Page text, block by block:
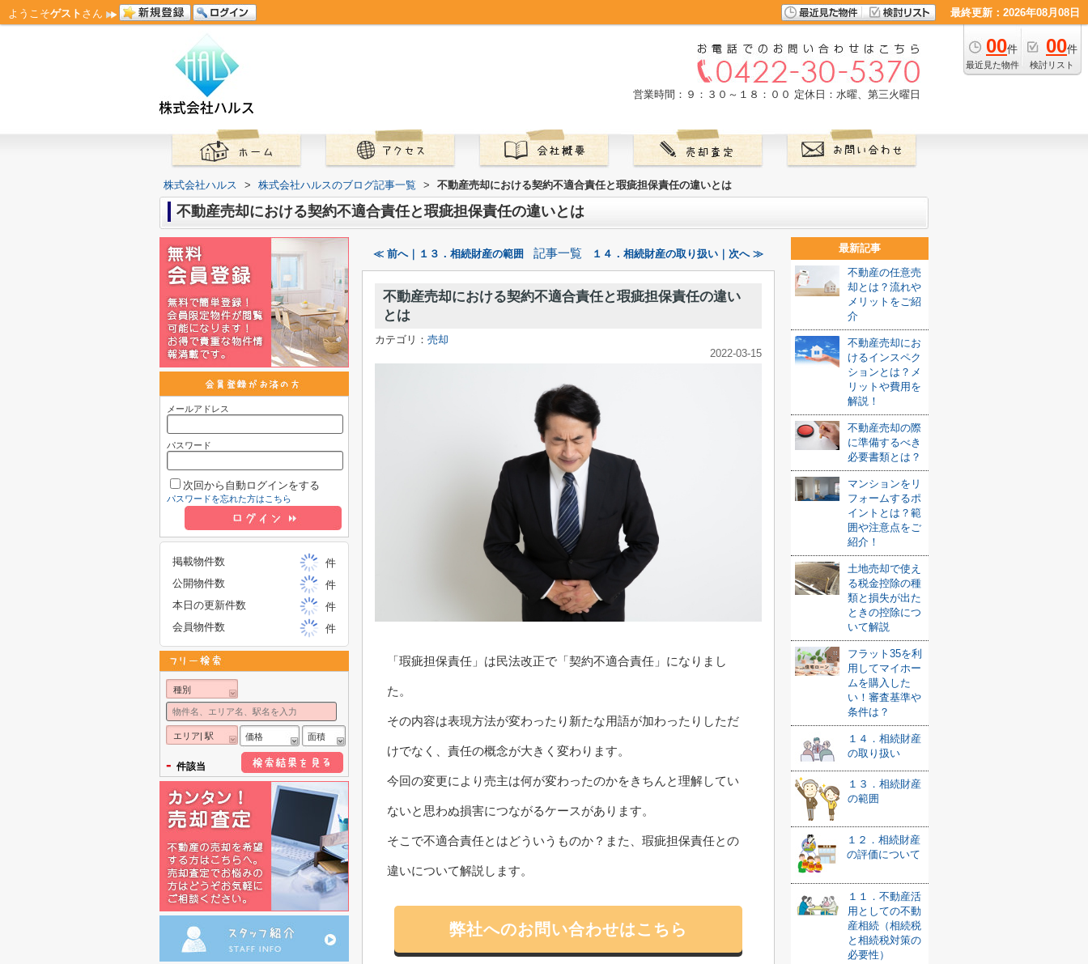
ようこそゲスト さん 最終更新：2026年08月08日
00件
最近見た物件
00件
検討リスト
営業時間：９：３０～１８：００ 定休日：水曜、第三火曜日
株式会社ハルス > 株式会社ハルスのブログ記事一覧 > 不動産売却における契約不適合責任と瑕疵担保責任の違いとは
不動産売却における契約不適合責任と瑕疵担保責任の違いとは
≪ 前へ｜１３．相続財産の範囲 記事一覧 １４．相続財産の取り扱い｜次へ ≫
不動産売却における契約不適合責任と瑕疵担保責任の違い
とは
カテゴリ： 売却
2022-03-15
「瑕疵担保責任」は民法改正で「契約不適合責任」になりまし
た。
その内容は表現方法が変わったり新たな用語が加わったりしただ
けでなく、責任の概念が大きく変わります。
今回の変更により売主は何が変わったのかをきちんと理解してい
ないと思わぬ損害につながるケースがあります。
そこで不適合責任とはどういうものか？また、瑕疵担保責任との
違いについて解説します。
弊社へのお問い合わせはこちら
最新記事
不動産の任意売
却とは？流れや
メリットをご紹
介
不動産売却にお
けるインスペク
ションとは？メ
リットや費用を
解説！
不動産売却の際
に準備するべき
必要書類とは？
マンションをリ
フォームするポ
イントとは？範
囲や注意点をご
紹介！
土地売却で使え
る税金控除の種
類と損失が出た
ときの控除につ
いて解説
フラット35を利
用してマイホー
ムを購入した
い！審査基準や
条件は？
１４．相続財産
の取り扱い
１３．相続財産
の範囲
１２．相続財産
の評価について
１１．不動産活
用としての不動
産相続（相続税
と相続税対策の
必要性）
メールアドレス
パスワード
次回から自動ログインをする
パスワードを忘れた方はこちら
掲載物件数
件
公開物件数
件
本日の更新件数
件
会員物件数
件
種別
エリア| 駅 価格 面積
- 件該当